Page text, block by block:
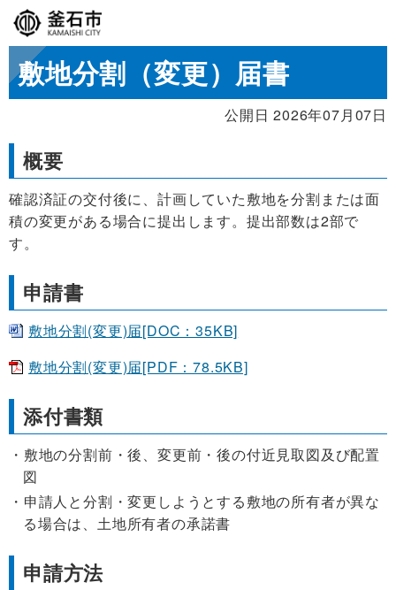
敷地分割（変更）届書
公開日 2026年07月07日
概要
確認済証の交付後に、計画していた敷地を分割または面
積の変更がある場合に提出します。提出部数は2部で
す。
申請書
敷地分割(変更)届[DOC：35KB]
敷地分割(変更)届[PDF：78.5KB]
添付書類
敷地の分割前・後、変更前・後の付近見取図及び配置
図
申請人と分割・変更しようとする敷地の所有者が異な
る場合は、土地所有者の承諾書
申請方法